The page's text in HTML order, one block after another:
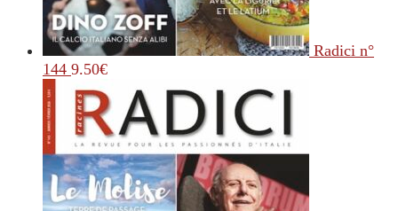
Radici n°
144 9.50€